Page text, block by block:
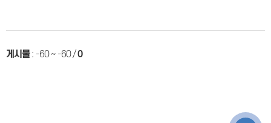
게시물: -60 ~ -60/0